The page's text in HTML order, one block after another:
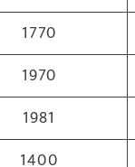
1770
1970
1981
1400